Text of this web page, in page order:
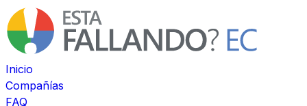
Inicio
Compañías
FAQ